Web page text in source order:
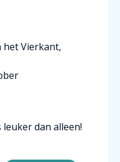
het Vierkant,
dan alleen!